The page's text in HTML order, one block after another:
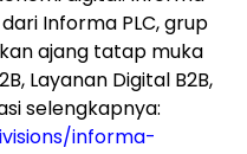
Informa PLC, grup
ajang tatap muka
Layanan Digital B2B,
selengkapnya:
informa-